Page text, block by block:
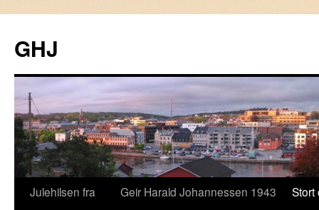
GHJ
Hopp
Julehilsen fra
Geir Harald Johannessen 1943
Stort